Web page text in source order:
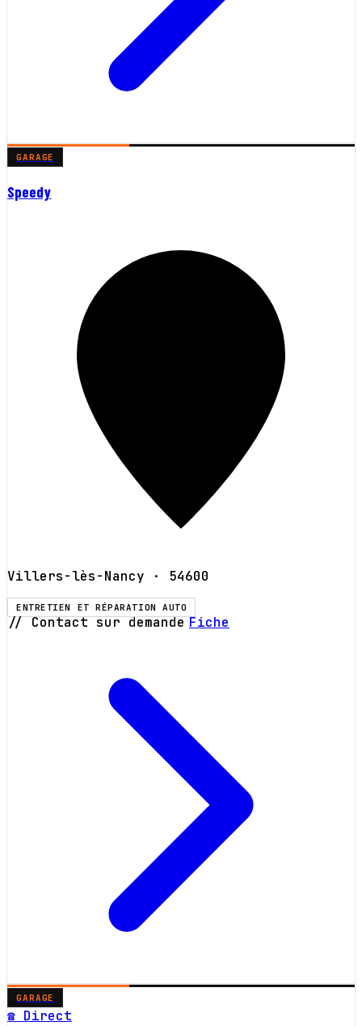
GARAGE
Speedy
Villers-lès-Nancy · 54600
ENTRETIEN ET RÉPARATION AUTO
// Contact sur demande Fiche
GARAGE
☎ Direct